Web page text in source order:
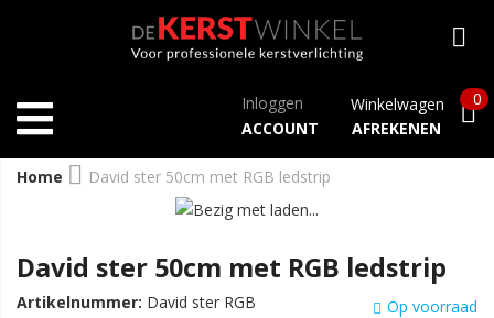
Inloggen
ACCOUNT
Winkelwagen
AFREKENEN
0
Home David ster 50cm met RGB ledstrip
David ster 50cm met RGB ledstrip
Op voorraad
Artikelnummer: David ster RGB